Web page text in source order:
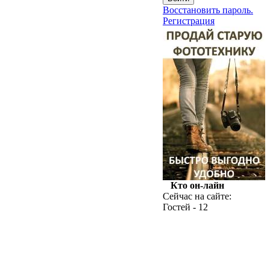
Восстановить пароль.
Регистрация
Кто он-лайн
Сейчас на сайте:
Гостей - 12